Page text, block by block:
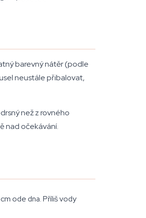
barevný nátěr (podle
neustále přibalovat,
než z rovného
nad očekávání.
ode dna. Příliš vody